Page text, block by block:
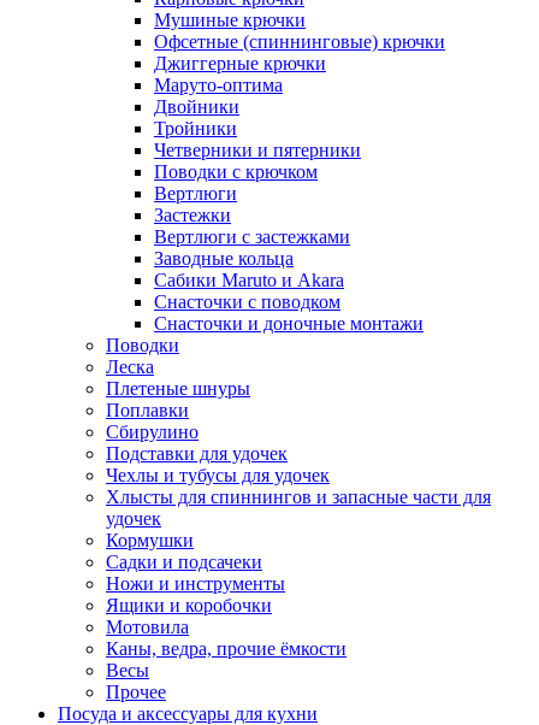
Мушиные крючки
Офсетные (спиннинговые) крючки
Джиггерные крючки
Маруто-оптима
Двойники
Тройники
Четверники и пятерники
Поводки с крючком
Вертлюги
Застежки
Вертлюги с застежками
Заводные кольца
Сабики Maruto и Akara
Снасточки с поводком
Снасточки и доночные монтажи
Поводки
Леска
Плетеные шнуры
Поплавки
Сбирулино
Подставки для удочек
Чехлы и тубусы для удочек
Хлысты для спиннингов и запасные части для
удочек
Кормушки
Садки и подсачеки
Ножи и инструменты
Ящики и коробочки
Мотовила
Каны, ведра, прочие ёмкости
Весы
Прочее
Посуда и аксессуары для кухни